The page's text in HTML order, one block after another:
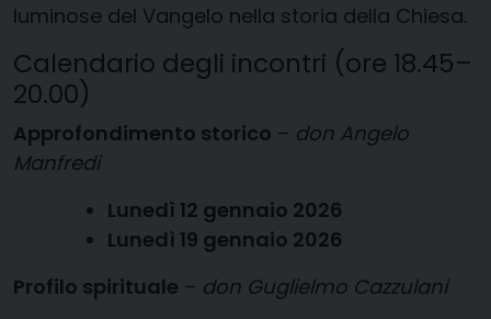
luminose del Vangelo nella storia della Chiesa.
Calendario degli incontri (ore 18.45–
20.00)
Approfondimento storico – don Angelo
Manfredi
Lunedì 12 gennaio 2026
Lunedì 19 gennaio 2026
Profilo spirituale – don Guglielmo Cazzulani